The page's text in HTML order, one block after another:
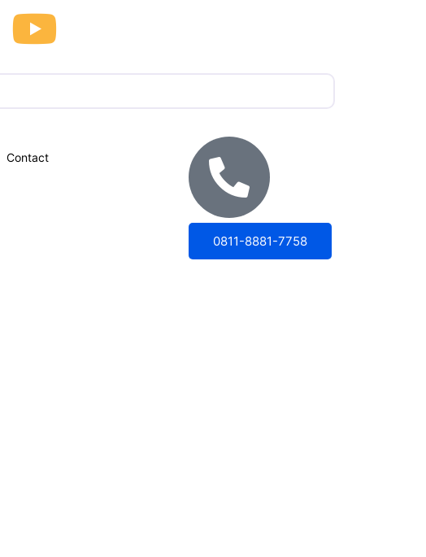
Contact
0811-8881-7758